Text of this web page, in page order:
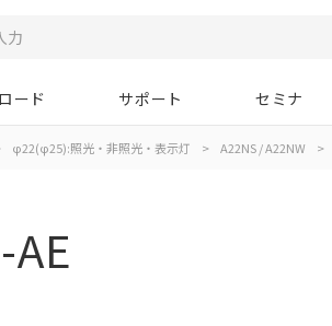
ード サポート セミナ
φ22(φ25):照光・非照光・表示灯 > A22NS / A22NW >